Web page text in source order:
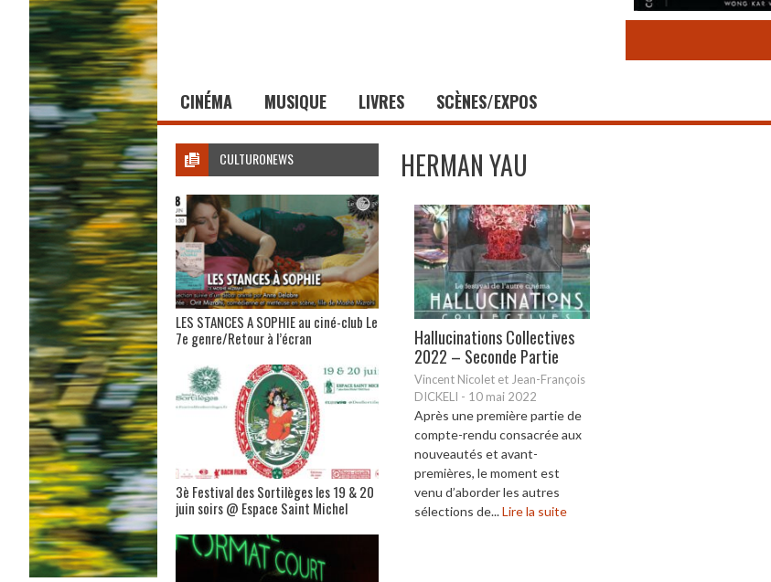
CINÉMA MUSIQUE LIVRES SCÈNES/EXPOS
HERMAN YAU
Hallucinations Collectives
2022 – Seconde Partie
Vincent Nicolet et Jean-François
DICKELI - 10 mai 2022
Après une première partie de
compte-rendu consacrée aux
nouveautés et avant-
premières, le moment est
venu d’aborder les autres
sélections de...Lire la suite
CULTURONEWS
LES STANCES A SOPHIE au ciné-club Le
7e genre/Retour à l’écran
3è Festival des Sortilèges les 19 & 20
juin soirs @ Espace Saint Michel